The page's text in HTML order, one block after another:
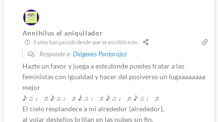
Annihilus el aniquilador
9 años han pasado desde que se escribió esto
Responde a Diógenes Pantarújez
Hazte un favor y juega a este,donde puedes tratar a las
feministas con igualdad y hacer del posiverso un lugaaaaaaaa
mejor
♪ ♫ ♩ ♬♪ ♫ ♩ ♬♪ ♫ ♩ ♬♪ ♫ ♩ ♬♪ ♫ ♩ ♬
El cielo resplandece a mi alrededor (alrededor),
al volar destellos brillan en las nubes sin fin,